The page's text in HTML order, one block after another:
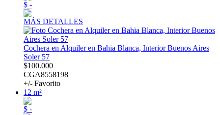
$ -
MÁS DETALLES
Cochera en Alquiler en Bahia Blanca, Interior Buenos Aires
Soler 57
$100.000
CGA8558198
+/- Favorito
12 m²
$ -